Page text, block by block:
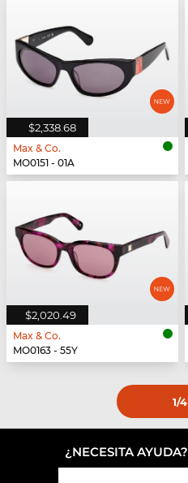
$2,338.68
Max & Co.
MO0151 - 01A
$2,020.49
Max & Co.
MO0163 - 55Y
1/4
¿NECESITA AYUDA?